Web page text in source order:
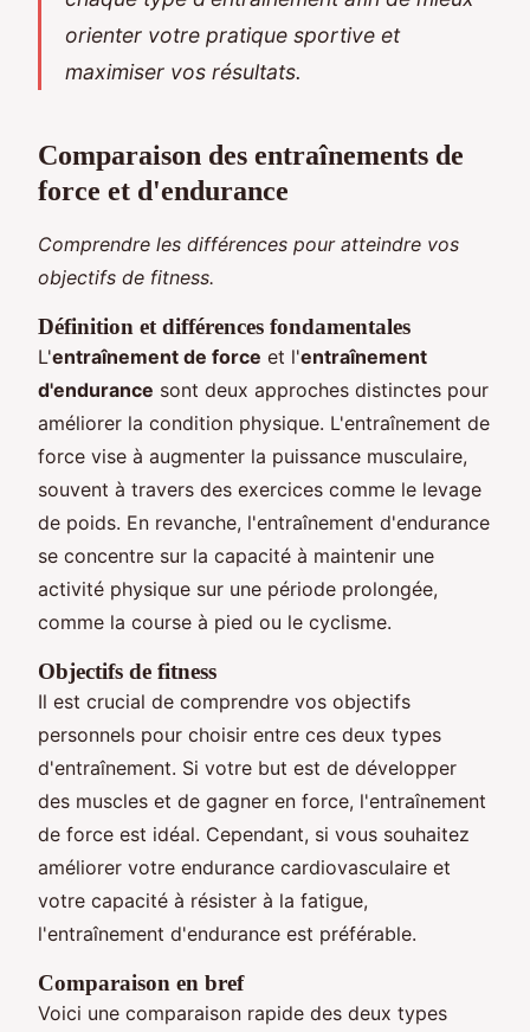
orienter votre pratique sportive et
maximiser vos résultats.
Comparaison des entraînements de
force et d'endurance
Comprendre les différences pour atteindre vos
objectifs de fitness.
Définition et différences fondamentales
L'entraînement de force et l'entraînement
d'endurance sont deux approches distinctes pour
améliorer la condition physique. L'entraînement de
force vise à augmenter la puissance musculaire,
souvent à travers des exercices comme le levage
de poids. En revanche, l'entraînement d'endurance
se concentre sur la capacité à maintenir une
activité physique sur une période prolongée,
comme la course à pied ou le cyclisme.
Objectifs de fitness
Il est crucial de comprendre vos objectifs
personnels pour choisir entre ces deux types
d'entraînement. Si votre but est de développer
des muscles et de gagner en force, l'entraînement
de force est idéal. Cependant, si vous souhaitez
améliorer votre endurance cardiovasculaire et
votre capacité à résister à la fatigue,
l'entraînement d'endurance est préférable.
Comparaison en bref
Voici une comparaison rapide des deux types